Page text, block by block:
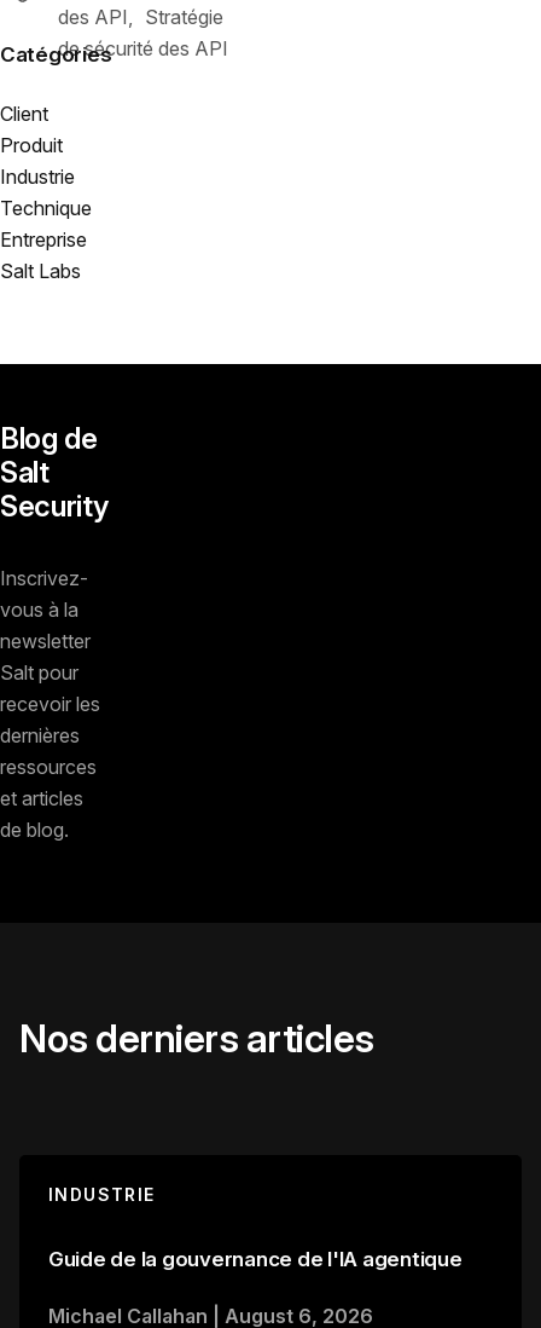
des API
Stratégie
de sécurité des API
Catégories
Client
Produit
Industrie
Technique
Entreprise
Salt Labs
Blog de
Salt
Security
Inscrivez-
vous à la
newsletter
Salt pour
recevoir les
dernières
ressources
et articles
de blog.
Nos derniers articles
INDUSTRIE
Guide de la gouvernance de l'IA agentique
Michael Callahan August 6, 2026